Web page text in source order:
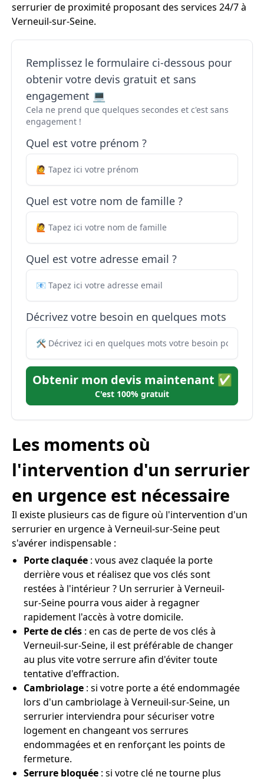
serrurier de proximité proposant des services 24/7 à
Verneuil-sur-Seine.
Remplissez le formulaire ci-dessous pour
obtenir votre devis gratuit et sans
engagement 💻
Cela ne prend que quelques secondes et c'est sans
engagement !
Quel est votre prénom ?
Quel est votre nom de famille ?
Quel est votre adresse email ?
Décrivez votre besoin en quelques mots
Obtenir mon devis maintenant ✅
C'est 100% gratuit
Les moments où
l'intervention d'un serrurier
en urgence est nécessaire
Il existe plusieurs cas de figure où l'intervention d'un
serrurier en urgence à Verneuil-sur-Seine peut
s'avérer indispensable :
Porte claquée : vous avez claquée la porte
derrière vous et réalisez que vos clés sont
restées à l'intérieur ? Un serrurier à Verneuil-
sur-Seine pourra vous aider à regagner
rapidement l'accès à votre domicile.
Perte de clés : en cas de perte de vos clés à
Verneuil-sur-Seine, il est préférable de changer
au plus vite votre serrure afin d'éviter toute
tentative d'effraction.
Cambriolage : si votre porte a été endommagée
lors d'un cambriolage à Verneuil-sur-Seine, un
serrurier interviendra pour sécuriser votre
logement en changeant vos serrures
endommagées et en renforçant les points de
fermeture.
Serrure bloquée : si votre clé ne tourne plus